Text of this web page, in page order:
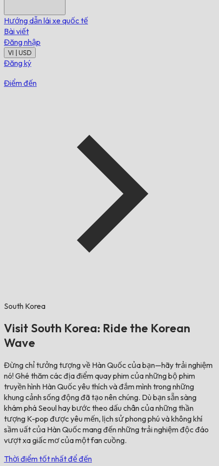
Hướng dẫn lái xe quốc tế
Bài viết
Đăng nhập
VI | USD
Đăng ký
Điểm đến
South Korea
Visit South Korea: Ride the Korean
Wave
Đừng chỉ tưởng tượng về Hàn Quốc của bạn—hãy trải nghiệm
nó! Ghé thăm các địa điểm quay phim của những bộ phim
truyền hình Hàn Quốc yêu thích và đắm mình trong những
khung cảnh sống động đã tạo nên chúng. Dù bạn sẵn sàng
khám phá Seoul hay bước theo dấu chân của những thần
tượng K-pop được yêu mến, lịch sử phong phú và không khí
sầm uất của Hàn Quốc mang đến những trải nghiệm độc đáo
vượt xa giấc mơ của một fan cuồng.
Thời điểm tốt nhất để đến